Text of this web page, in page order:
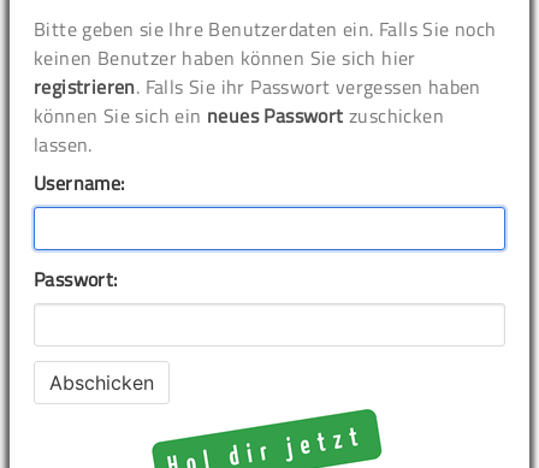
Bitte geben sie Ihre Benutzerdaten ein. Falls Sie noch
keinen Benutzer haben können Sie sich hier
registrieren. Falls Sie ihr Passwort vergessen haben
können Sie sich ein neues Passwort zuschicken
lassen.
Username:
Passwort: